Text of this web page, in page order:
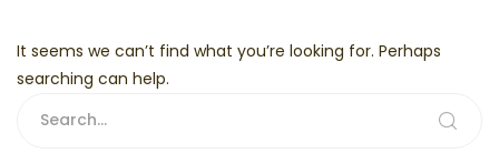
It seems we can’t find what you’re looking for. Perhaps
searching can help.